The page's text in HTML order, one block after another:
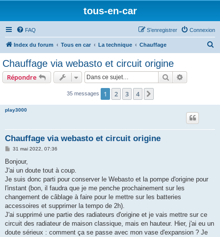
tous-en-car
FAQ Connexion
S’enregistrer
Index du forum Tous en car La technique Chauffage
Chauffage via webasto et circuit origine
Répondre Rechercher
35 messages 1 2 3 4
play3000
Chauffage via webasto et circuit origine
M
s
a
g
31 mai 2022, 07:36
Bonjour,
J'ai un doute tout à coup.
Je suis donc parti pour conserver le Webasto et la pompe d'origine pour
l'instant (bon, il faudra que je me penche prochainement sur les
changement de câblage à faire pour le mettre sur les batteries
accessoires et supprimer la tempo de 2h).
J'ai supprimé une partie des radiateurs d'origine et je vais mettre sur ce
circuit des radiateur de maison classique, mais en hauteur. Hier, j'ai eu un
doute sérieux : comment ça se passe avec mon vase d'expansion ? Je